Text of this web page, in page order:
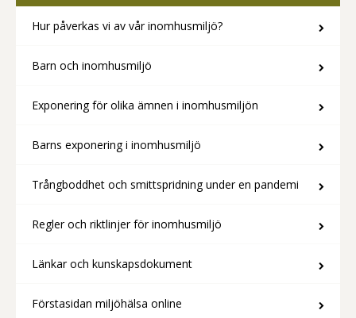
Hur påverkas vi av vår inomhusmiljö?
Barn och inomhusmiljö
Exponering för olika ämnen i inomhusmiljön
Barns exponering i inomhusmiljö
Trångboddhet och smittspridning under en pandemi
Regler och riktlinjer för inomhusmiljö
Länkar och kunskapsdokument
Förstasidan miljöhälsa online